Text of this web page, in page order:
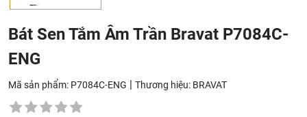
Bát Sen Tắm Âm Trần Bravat P7084C-
ENG
Mã sản phẩm: P7084C-ENG | Thương hiệu: BRAVAT